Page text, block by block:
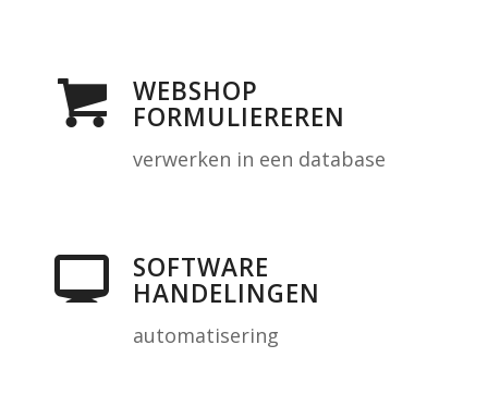
WEBSHOP
FORMULIEREREN
verwerken in een database
SOFTWARE
HANDELINGEN
automatisering